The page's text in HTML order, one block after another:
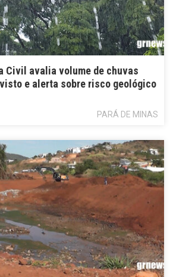
Civil avalia volume de chuvas
e alerta sobre risco geológico
PARÁ DE MINAS